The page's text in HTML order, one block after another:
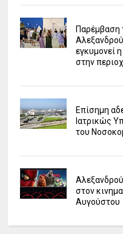
Παρέμβαση
εγκυμονεί
στην
Επίσημη
Ιατρικώς
του
στον
Αυγούστου